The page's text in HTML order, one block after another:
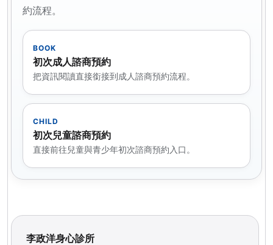
約流程。
BOOK
初次成人諮商預約
把資訊閱讀直接銜接到成人諮商預約流程。
CHILD
初次兒童諮商預約
直接前往兒童與青少年初次諮商預約入口。
李政洋身心診所